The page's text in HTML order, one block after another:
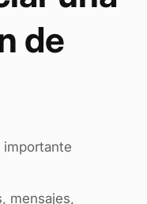
de
mensajes,